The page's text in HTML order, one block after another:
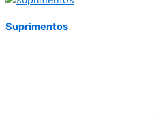
Suprimentos